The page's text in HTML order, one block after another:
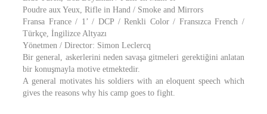
Poudre aux Yeux, Rifle in Hand / Smoke and Mirrors
Fransa France / 1’ / DCP / Renkli Color / Fransızca French /
Türkçe, İngilizce Altyazı
Yönetmen / Director: Simon Leclercq
Bir general, askerlerini neden savaşa gitmeleri gerektiğini anlatan
bir konuşmayla motive etmektedir.
A general motivates his soldiers with an eloquent speech which
gives the reasons why his camp goes to fight.